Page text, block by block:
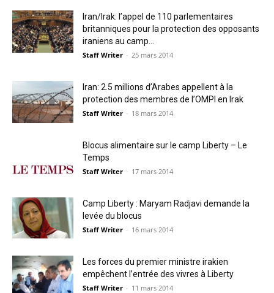
Iran/Irak: l’appel de 110 parlementaires
britanniques pour la protection des opposants
iraniens au camp...
Staff Writer - 25 mars 2014
Iran: 2.5 millions d’Arabes appellent à la
protection des membres de l’OMPI en Irak
Staff Writer - 18 mars 2014
Blocus alimentaire sur le camp Liberty – Le
Temps
Staff Writer - 17 mars 2014
Camp Liberty : Maryam Radjavi demande la
levée du blocus
Staff Writer - 16 mars 2014
Les forces du premier ministre irakien
empêchent l’entrée des vivres à Liberty
Staff Writer - 11 mars 2014